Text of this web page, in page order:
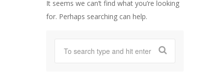
It seems we can’t find what you’re looking
for. Perhaps searching can help.